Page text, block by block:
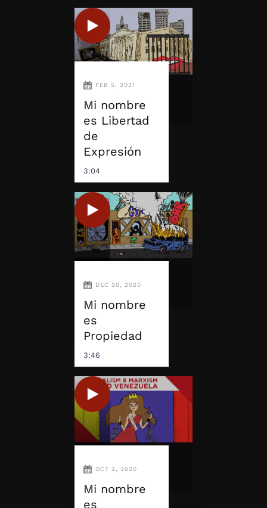
FEB 5, 2021
Mi nombre
es Libertad
de
Expresión
3:04
DEC 30, 2020
Mi nombre
es
Propiedad
3:46
OCT 2, 2020
Mi nombre
es